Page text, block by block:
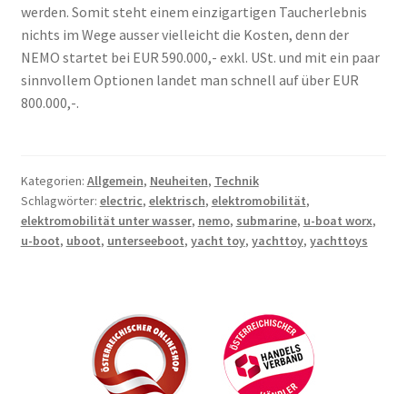
werden. Somit steht einem einzigartigen Taucherlebnis
nichts im Wege ausser vielleicht die Kosten, denn der
NEMO startet bei EUR 590.000,- exkl. USt. und mit ein paar
sinnvollem Optionen landet man schnell auf über EUR
800.000,-.
Kategorien: Allgemein, Neuheiten, Technik
Schlagwörter: electric, elektrisch, elektromobilität,
elektromobilität unter wasser, nemo, submarine, u-boat worx,
u-boot, uboot, unterseeboot, yacht toy, yachttoy, yachttoys